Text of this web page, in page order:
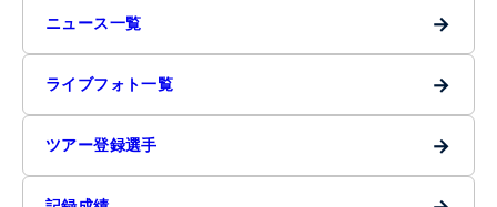
ニュース一覧 →
ライブフォト一覧 →
ツアー登録選手 →